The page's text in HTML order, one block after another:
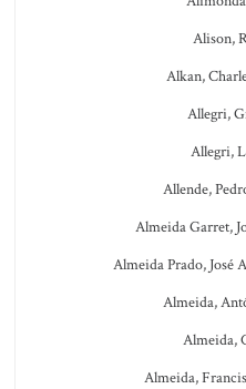
Alison,
Alkan,
Allegri,
Allegri,
Allende,
Almeida Garret,
Almeida Prado, José
Almeida,
Almeida,
Almeida,